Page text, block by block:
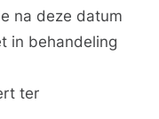
na deze datum
in behandeling
ter